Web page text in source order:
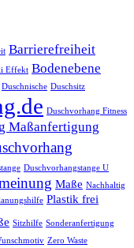
Barrierefreiheit
Effekt Bodenebene
Duschnische Duschsitz
Duschvorhang Fitness
Maßanfertigung
Duschvorhangstange U
Maße Nachhaltig
Plastik frei
Sitzhilfe Sonderanfertigung
Zero Waste